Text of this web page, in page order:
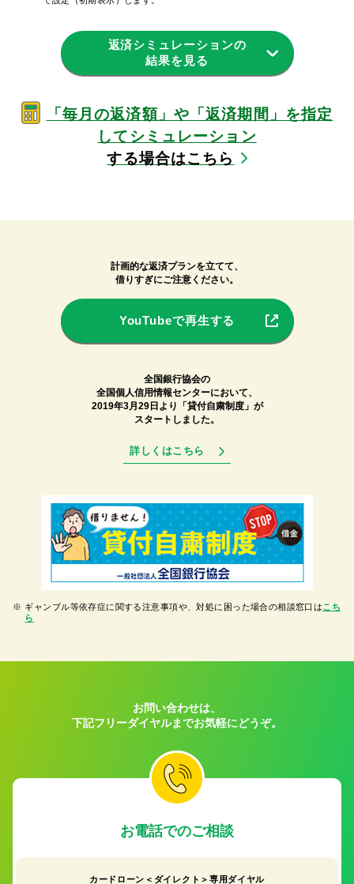
返済シミュレーションの
結果を見る
「毎月の返済額」や「返済期間」を指定
してシミュレーション
する場合はこちら
計画的な返済プランを立てて、
借りすぎにご注意ください。
YouTubeで再生する
全国銀行協会の
全国個人信用情報センターにおいて、
2019年3月29日より「貸付自粛制度」が
スタートしました。
詳しくはこちら
※ ギャンブル等依存症に関する注意事項や、対処に困った場合の相談窓口はこち
ら
お問い合わせは、
下記フリーダイヤルまでお気軽にどうぞ。
お電話でのご相談
カードローン＜ダイレクト＞専用ダイヤル